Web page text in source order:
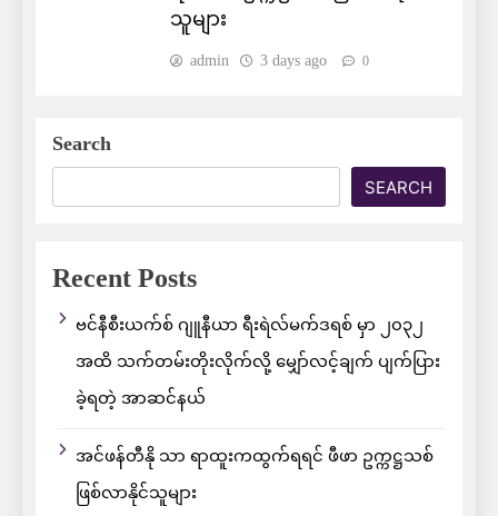
သူများ
admin 3 days ago 0
Search
SEARCH
Recent Posts
ဗင်နီစီးယက်စ် ဂျူနီယာ ရီးရဲလ်မက်ဒရစ် မှာ ၂၀၃၂
အထိ သက်တမ်းတိုးလိုက်လို့ မျှော်လင့်ချက် ပျက်ပြား
ခဲ့ရတဲ့ အာဆင်နယ်
အင်ဖန်တီနို သာ ရာထူးကထွက်ရရင် ဖီဖာ ဥက္ကဋ္ဌသစ်
ဖြစ်လာနိုင်သူများ